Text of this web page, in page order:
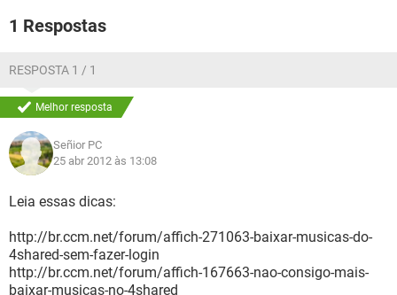
1 Respostas
RESPOSTA 1 / 1
Melhor resposta
Señior PC
25 abr 2012 às 13:08
Leia essas dicas:
http://br.ccm.net/forum/affich-271063-baixar-musicas-do-
4shared-sem-fazer-login
http://br.ccm.net/forum/affich-167663-nao-consigo-mais-
baixar-musicas-no-4shared